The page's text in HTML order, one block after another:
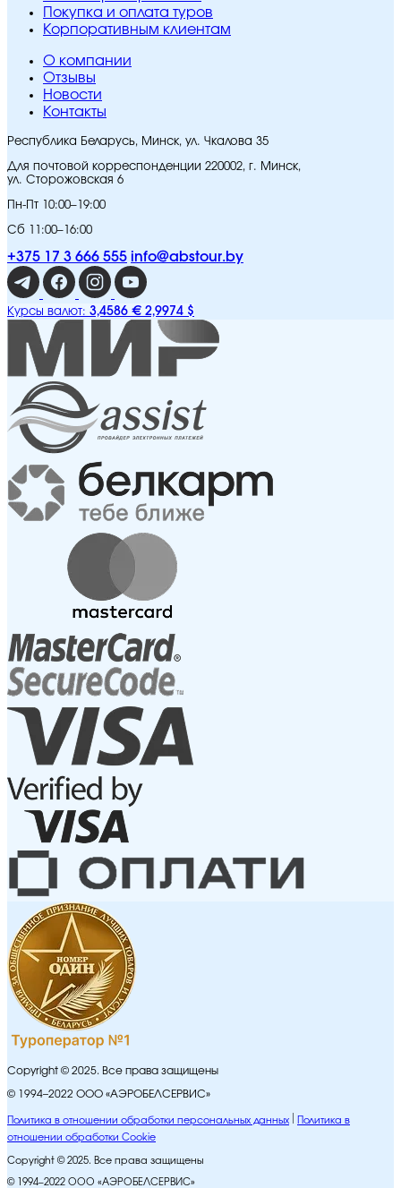
Покупка и оплата туров
Корпоративным клиентам
O компании
Отзывы
Новости
Контакты
Республика Беларусь, Минск, ул. Чкалова 35
Для почтовой корреспонденции 220002, г. Минск,
ул. Сторожовская 6
Пн-Пт 10:00–19:00
Сб 11:00–16:00
+375 17 3 666 555 info@abstour.by
Курсы валют: 3,4586 € 2,9974 $
Copyright © 2025. Все права защищены
© 1994–2022 ООО «АЭРОБЕЛСЕРВИС»
Политика в отношении обработки персональных данных
Политика в
отношении обработки Cookie
Copyright © 2025. Все права защищены
© 1994–2022 ООО «АЭРОБЕЛСЕРВИС»